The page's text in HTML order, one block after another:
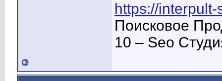
https://
Поисковое
10 – Seo